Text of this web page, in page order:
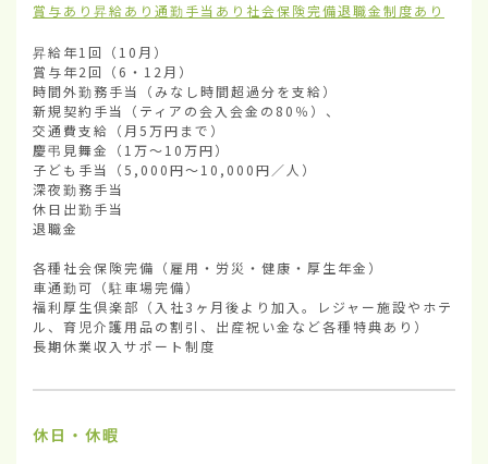
賞与あり 昇給あり 通勤手当あり 社会保険完備退職金制度あり
昇給年1回（10月）
賞与年2回（6・12月）
時間外勤務手当（みなし時間超過分を支給）
新規契約手当（ティアの会入会金の80％）、
交通費支給（月5万円まで）
慶弔見舞金（1万〜10万円）
子ども手当（5,000円〜10,000円／人）
深夜勤務手当
休日出勤手当
退職金
各種社会保険完備（雇用・労災・健康・厚生年金）
車通勤可（駐車場完備）
福利厚生倶楽部（入社3ヶ月後より加入。レジャー施設やホテ
ル、育児介護用品の割引、出産祝い金など各種特典あり）
長期休業収入サポート制度
休日・休暇